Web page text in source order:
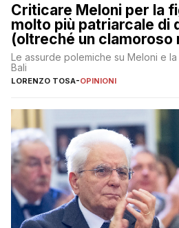
Criticare Meloni per la
molto più patriarcale di
(oltreché un clamoroso
Le assurde polemiche su Meloni e
Bali
LORENZO TOSA-OPINIONI